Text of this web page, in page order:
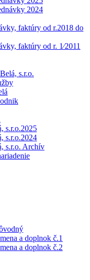
2024
faktúry od r.2018 do
faktúry od r. 1⁄2011
s.r.o.
s.r.o.2025
s.r.o.2024
s.r.o. Archív
a doplnok č.1
a doplnok č.2